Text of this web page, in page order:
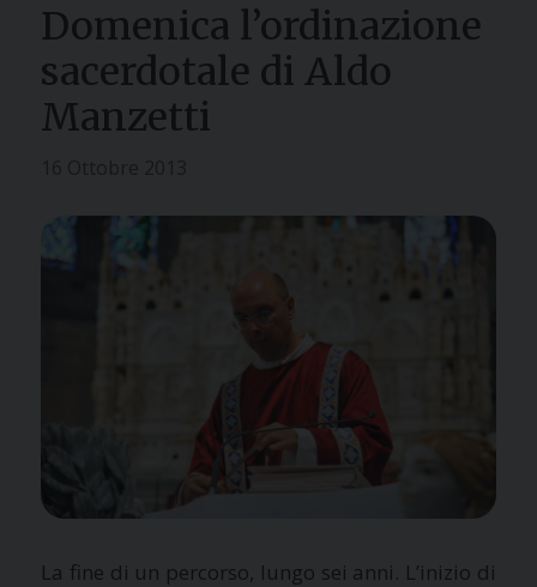
Domenica l’ordinazione
sacerdotale di Aldo
Manzetti
La fine di un percorso, lungo sei anni. L’inizio di